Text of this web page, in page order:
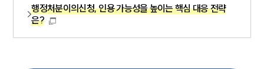
행정처분이의신청, 인용 가능성을 높이는 핵심 대응 전략
은?